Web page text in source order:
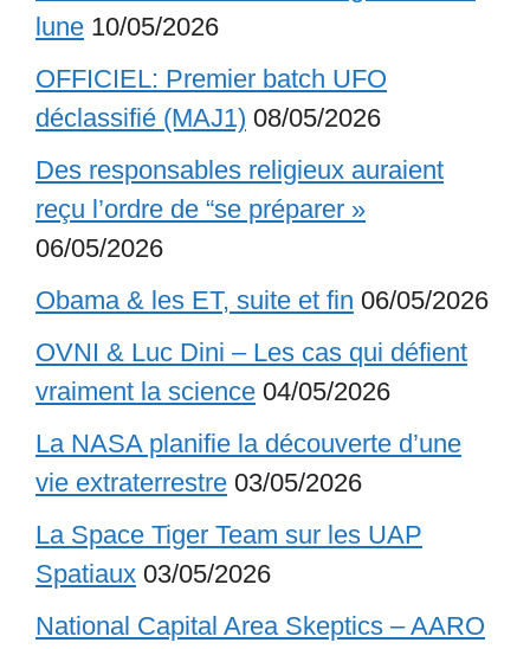
lune 10/05/2026
OFFICIEL: Premier batch UFO
déclassifié (MAJ1) 08/05/2026
Des responsables religieux auraient
reçu l’ordre de “se préparer »
06/05/2026
Obama & les ET, suite et fin 06/05/2026
OVNI & Luc Dini – Les cas qui défient
vraiment la science 04/05/2026
La NASA planifie la découverte d’une
vie extraterrestre 03/05/2026
La Space Tiger Team sur les UAP
Spatiaux 03/05/2026
National Capital Area Skeptics – AARO